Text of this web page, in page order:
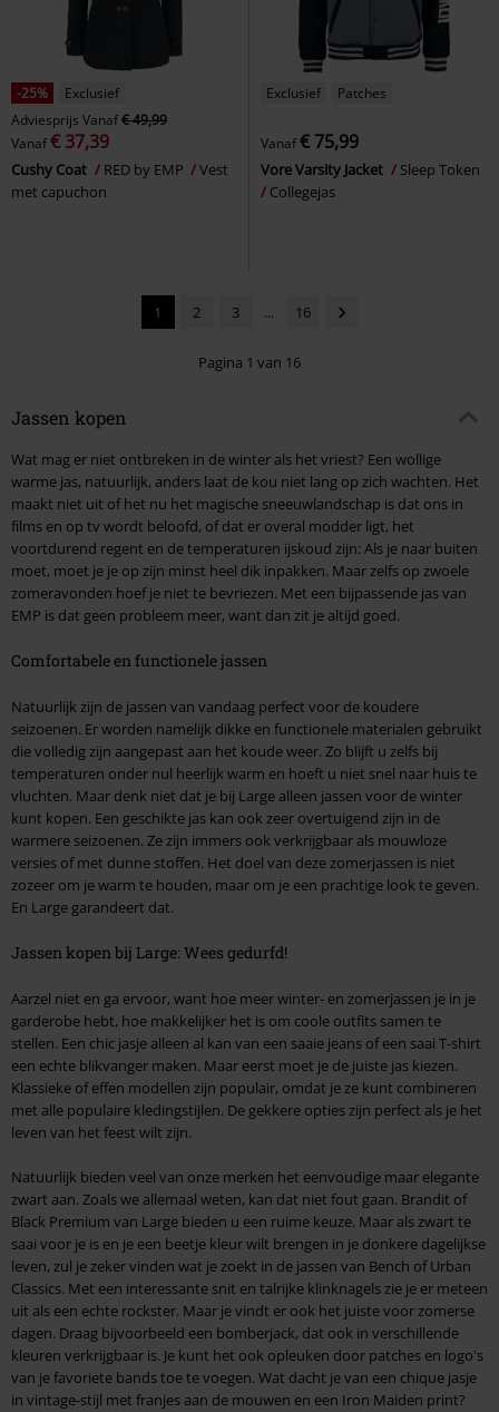
-25%
Exclusief
Adviesprijs Vanaf€ 49,99
Vanaf€ 37,39
Cushy Coat RED by EMP
Vest
met capuchon
Exclusief Patches
Vanaf€ 75,99
Vore Varsity Jacket
Sleep Token
Collegejas
1 2 3 ... 16
Pagina 1 van 16
Jassen kopen
Wat mag er niet ontbreken in de winter als het vriest? Een wollige
warme jas, natuurlijk, anders laat de kou niet lang op zich wachten. Het
maakt niet uit of het nu het magische sneeuwlandschap is dat ons in
films en op tv wordt beloofd, of dat er overal modder ligt, het
voortdurend regent en de temperaturen ijskoud zijn: Als je naar buiten
moet, moet je je op zijn minst heel dik inpakken. Maar zelfs op zwoele
zomeravonden hoef je niet te bevriezen. Met een bijpassende jas van
EMP is dat geen probleem meer, want dan zit je altijd goed.
Comfortabele en functionele jassen
Natuurlijk zijn de jassen van vandaag perfect voor de koudere
seizoenen. Er worden namelijk dikke en functionele materialen gebruikt
die volledig zijn aangepast aan het koude weer. Zo blijft u zelfs bij
temperaturen onder nul heerlijk warm en hoeft u niet snel naar huis te
vluchten. Maar denk niet dat je bij Large alleen jassen voor de winter
kunt kopen. Een geschikte jas kan ook zeer overtuigend zijn in de
warmere seizoenen. Ze zijn immers ook verkrijgbaar als mouwloze
versies of met dunne stoffen. Het doel van deze zomerjassen is niet
zozeer om je warm te houden, maar om je een prachtige look te geven.
En Large garandeert dat.
Jassen kopen bij Large: Wees gedurfd!
Aarzel niet en ga ervoor, want hoe meer winter- en zomerjassen je in je
garderobe hebt, hoe makkelijker het is om coole outfits samen te
stellen. Een chic jasje alleen al kan van een saaie jeans of een saai T-shirt
een echte blikvanger maken. Maar eerst moet je de juiste jas kiezen.
Klassieke of effen modellen zijn populair, omdat je ze kunt combineren
met alle populaire kledingstijlen. De gekkere opties zijn perfect als je het
leven van het feest wilt zijn.
Natuurlijk bieden veel van onze merken het eenvoudige maar elegante
zwart aan. Zoals we allemaal weten, kan dat niet fout gaan. Brandit of
Black Premium van Large bieden u een ruime keuze. Maar als zwart te
saai voor je is en je een beetje kleur wilt brengen in je donkere dagelijkse
leven, zul je zeker vinden wat je zoekt in de jassen van Bench of Urban
Classics. Met een interessante snit en talrijke klinknagels zie je er meteen
uit als een echte rockster. Maar je vindt er ook het juiste voor zomerse
dagen. Draag bijvoorbeeld een bomberjack, dat ook in verschillende
kleuren verkrijgbaar is. Je kunt het ook opleuken door patches en logo's
van je favoriete bands toe te voegen. Wat dacht je van een chique jasje
in vintage-stijl met franjes aan de mouwen en een Iron Maiden print?